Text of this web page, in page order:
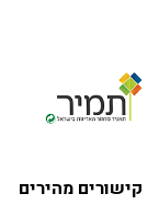
קישורים מהירים